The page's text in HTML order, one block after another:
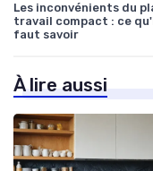
Les inconvénients du
travail compact : ce
faut savoir
À lire aussi